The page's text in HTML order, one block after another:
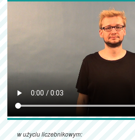
w użyciu liczebnikowym: